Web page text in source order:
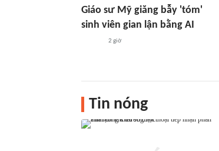
Giáo sư Mỹ giăng bẫy 'tóm'
sinh viên gian lận bằng AI
2 giờ
Tin nóng